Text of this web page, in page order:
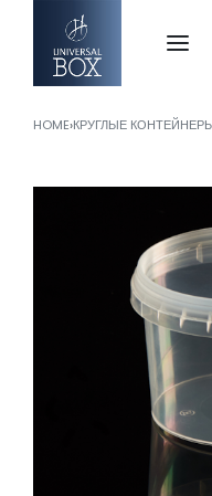
HOME›КРУГЛЫЕ